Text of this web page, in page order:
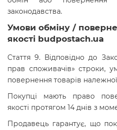
законодавства.
Умови обміну /
якості budpostach.ua
Стаття 9. Відповідно до
прав споживачів» строки,
повернення товарів належної
Покупці мають право
якості протягом 14 днів з
Продавець гарантує, що